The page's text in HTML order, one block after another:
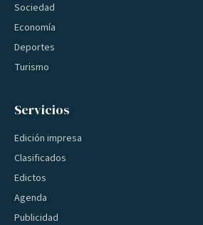
Sociedad
Economía
Deportes
Turismo
Servicios
Edición impresa
Clasificados
Edictos
Agenda
Publicidad